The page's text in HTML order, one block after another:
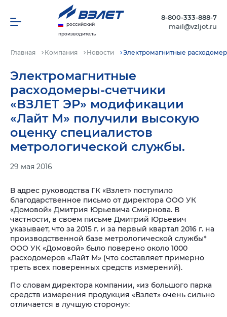
российский
производитель
8-800-333-888-7
mail@vzljot.ru
Главная Компания Новости Электромагнитные
Электромагнитные
расходомеры-счетчики
«ВЗЛЕТ ЭР» модификации
«Лайт М» получили высокую
оценку специалистов
метрологической службы.
29 мая 2016
В адрес руководства ГК «Взлет» поступило
благодарственное письмо от директора ООО УК
«Домовой» Дмитрия Юрьевича Смирнова. В
частности, в своем письме Дмитрий Юрьевич
указывает, что за 2015 г. и за первый квартал 2016 г. на
производственной базе метрологической службы*
ООО УК «Домовой» было поверено около 1000
расходомеров «Лайт М» (что составляет примерно
треть всех поверенных средств измерений).
По словам директора компании, «из большого парка
средств измерения продукция «Взлет» очень сильно
отличается в лучшую сторону»: